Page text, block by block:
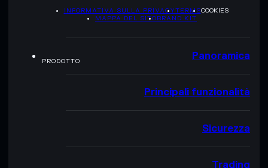
INFORMATIVA SULLA PRIVACYTERMSCOOKIES
MAPPA DEL SITOBRAND KIT
PRODOTTO Panoramica
Principali funzionalità
Sicurezza
Trading